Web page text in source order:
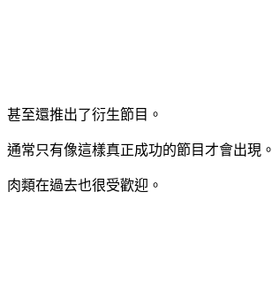
甚至還推出了衍生節目。
通常只有像這樣真正成功的節目才會出現。
肉類在過去也很受歡迎。